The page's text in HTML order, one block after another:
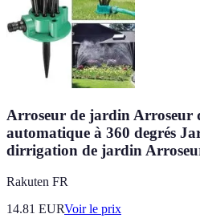
Arroseur de jardin Arroseur
automatique à 360 degrés
dirrigation de jardin
Rakuten FR
14.81 EURVoir le prix